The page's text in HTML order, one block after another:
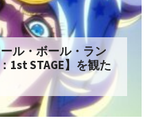
ル・ボール・ラン
1st STAGE】を観た